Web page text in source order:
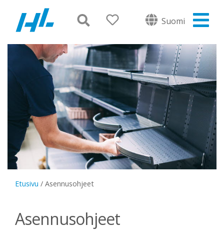
Suomi
Etusivu / Asennusohjeet
Asennusohjeet